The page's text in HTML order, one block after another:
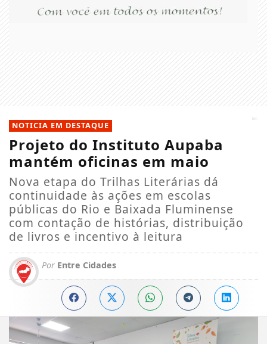
NOTICIA EM DESTAQUE
Projeto do Instituto Aupaba
mantém oficinas em maio
Nova etapa do Trilhas Literárias dá
continuidade às ações em escolas
públicas do Rio e Baixada Fluminense
com contação de histórias, distribuição
de livros e incentivo à leitura
Por Entre Cidades